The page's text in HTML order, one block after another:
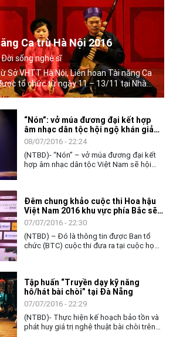
Ca trù Hà Nội 2016
18/10/2016 - 22:10 Đời sống nghệ sĩ
Sở VHTT Hà Nội, Liên hoan Tài năng Ca
tổ chức từ ngày 11 – 13/11 tại Nhà
Hoạt động văn hóa khoa học Văn miếu
​“Nón”: vở múa đương đại kết hợp
âm nhạc dân tộc hội ngộ khán giả
Việt Nam
08/07/2016 - 22:24
(NTBD)- “Nón” – vở múa đương đại kết
hợp âm nhạc dân tộc Việt Nam sẽ hội
tại sân khấu IDECAF
​Đêm chung khảo cuộc thi Hoa hậu
Việt Nam 2016 khu vực phía Bắc sẽ
diễn ra vào tối 17/7
07/07/2016 - 22:30
(NTBD) – Đó là thông tin được Ban tổ
chức (BTC) cuộc thi đưa ra tại cuộc họp
Tập huấn “Truyền dạy kỹ năng
hô/hát bài chòi” tại Đà Nẵng
07/07/2016 - 22:29
(NTBD)- Thực hiện kế hoạch bảo tồn và
phát huy giá trị nghệ thuật bài chòi trên